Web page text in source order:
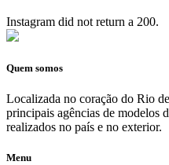
Instagram did not return a 200.
Quem somos
Localizada no coração do Rio
principais agências de modelos
realizados no país e no exterior.
Menu